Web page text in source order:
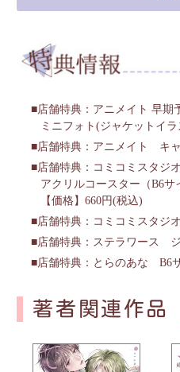
店舗特典：アニメイト 早期
ミニフォト(ジャケットイラ
店舗特典：アニメイト キ
店舗特典：コミコミスタジ
アクリルコースター（B6サ
【価格】660円(税込)
店舗特典：コミコミスタジ
店舗特典：ステラワース
店舗特典：とらのあな B6
著者関連作品